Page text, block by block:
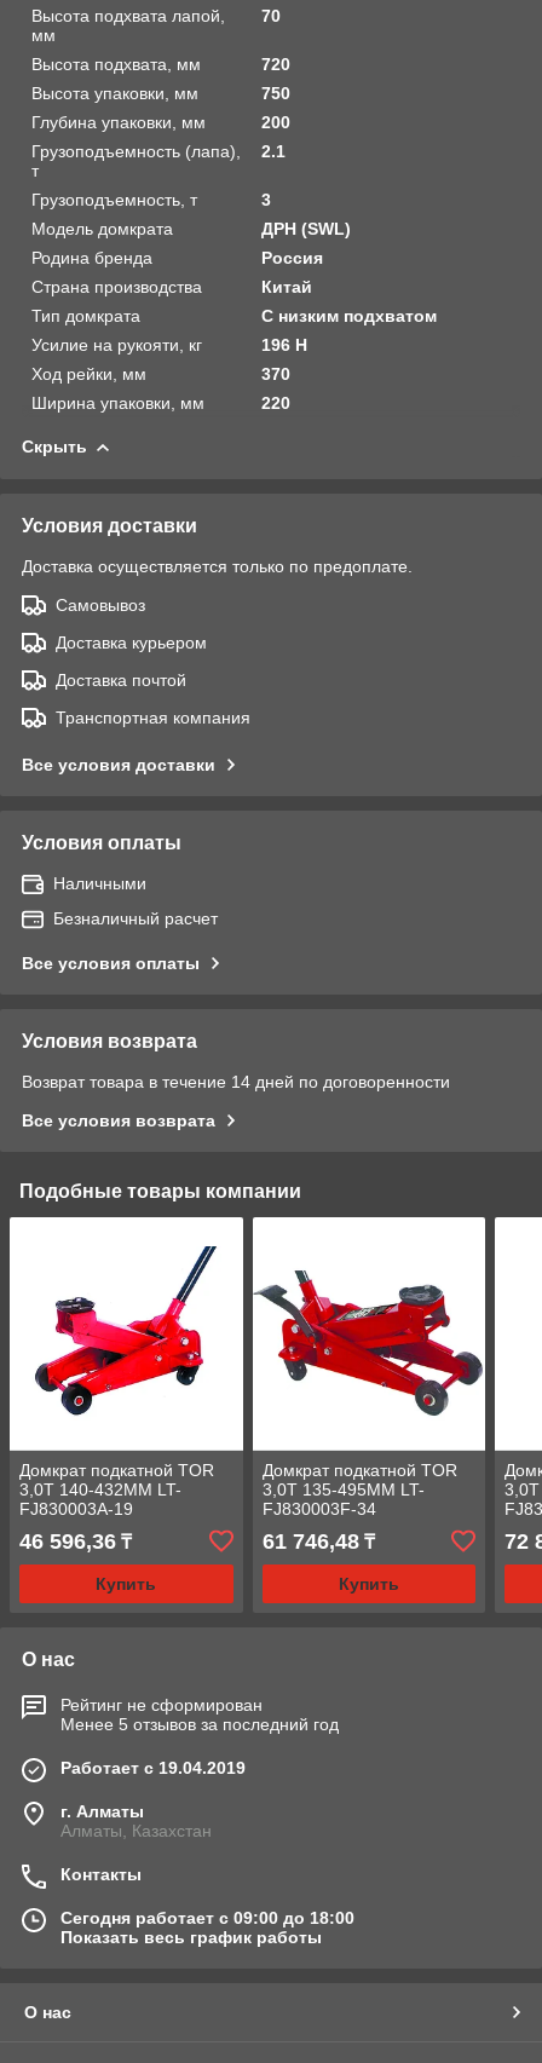
Высота подхвата лапой,
мм
70
Высота подхвата, мм
720
Высота упаковки, мм
750
Глубина упаковки, мм
200
Грузоподъемность (лапа),
т
2.1
Грузоподъемность, т
3
Модель домкрата
ДРН (SWL)
Родина бренда
Россия
Страна производства
Китай
Тип домкрата
С низким подхватом
Усилие на рукояти, кг
196 Н
Ход рейки, мм
370
Ширина упаковки, мм
220
Скрыть
Условия доставки
Доставка осуществляется только по предоплате.
Самовывоз
Доставка курьером
Доставка почтой
Транспортная компания
Все условия доставки
Условия оплаты
Наличными
Безналичный расчет
Все условия оплаты
Условия возврата
Возврат товара в течение 14 дней по договоренности
Все условия возврата
Подобные товары компании
Домкрат подкатной TOR
3,0Т 140-432MM LT-
FJ830003A-19
46 596,36 ₸
Купить
Домкрат подкатной TOR
3,0Т 135-495MM LT-
FJ830003F-34
61 746,48₸
Купить
72
О нас
Рейтинг не сформирован
Менее 5 отзывов за последний год
Работает с 19.04.2019
г. Алматы
Алматы, Казахстан
Контакты
Сегодня работает с 09:00 до 18:00
Показать весь график работы
О нас